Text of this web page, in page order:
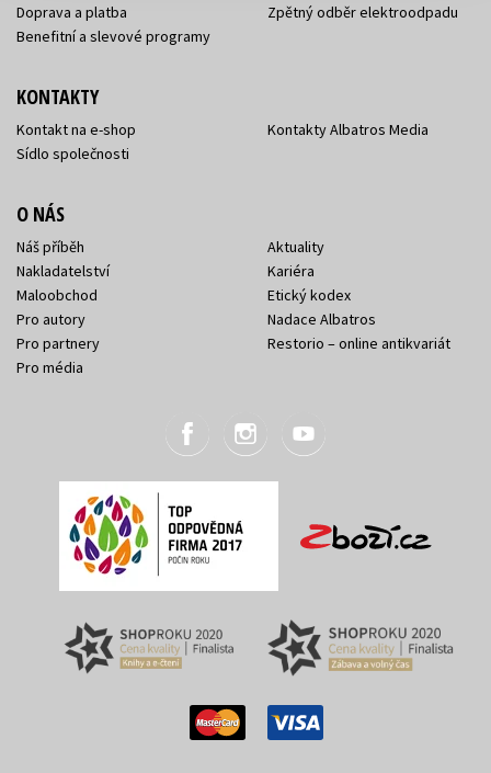
Doprava a platba
Benefitní a slevové programy
Zpětný odběr elektroodpadu
KONTAKTY
Kontakt na e-shop
Sídlo společnosti
Kontakty Albatros Media
O NÁS
Náš příběh
Nakladatelství
Maloobchod
Pro autory
Pro partnery
Pro média
Aktuality
Kariéra
Etický kodex
Nadace Albatros
Restorio – online antikvariát